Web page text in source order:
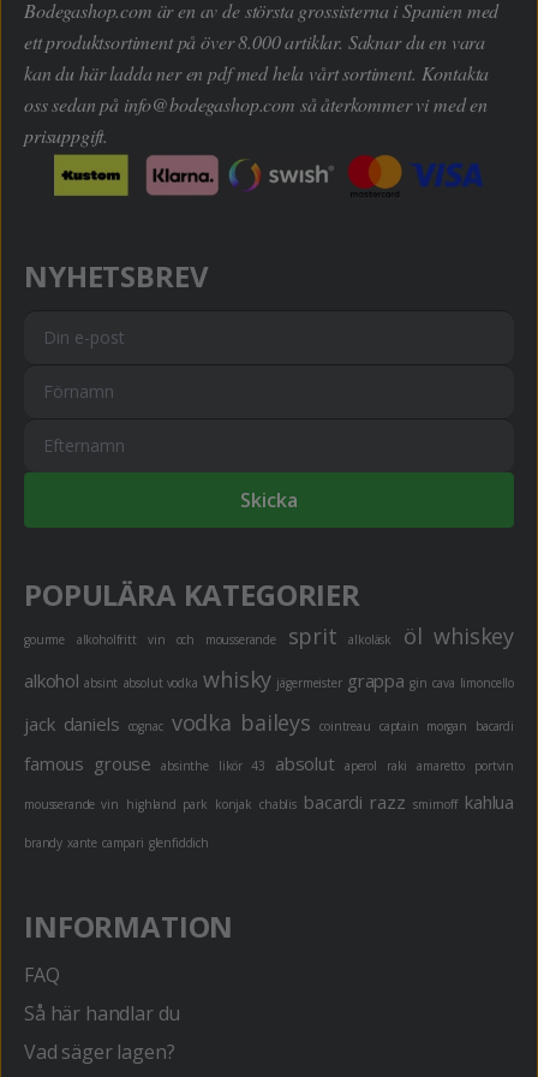
Bodegashop.com är en av de största grossisterna i Spanien med
ett produktsortiment på över 8.000 artiklar. Saknar du en vara
kan du här ladda ner en pdf med hela vårt sortiment. Kontakta
oss sedan på info@bodegashop.com så återkommer vi med en
prisuppgift.
NYHETSBREV
Skicka
POPULÄRA KATEGORIER
gourme alkoholfritt vin och mousserande sprit alkoläsk öl whiskey
alkohol absint absolut vodka whisky jägermeister grappa gin cava limoncello
jack daniels cognac vodka baileys cointreau captain morgan bacardi
famous grouse absinthe likör 43 absolut aperol raki amaretto portvin
mousserande vin highland park konjak chablis bacardi razz smirnoff kahlua
brandy xante campari glenfiddich
INFORMATION
FAQ
Så här handlar du
Vad säger lagen?